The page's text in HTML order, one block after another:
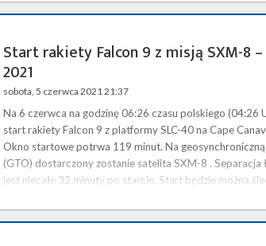
Start rakiety Falcon 9 z misją SXM-8
2021
sobota, 5 czerwca 2021 21:37
Na 6 czerwca na godzinę 06:26 czasu polskiego (04:26
start rakiety Falcon 9 z platformy SLC-40 na Cape
Okno startowe potrwa 119 minut. Na
(GTO) dostarczony zostanie satelita SXM-8 . Separacja
jest niecałe 32 minuty po starcie. Start będzie można
telekomunikacyjny, który ma dostarczać usługę radia